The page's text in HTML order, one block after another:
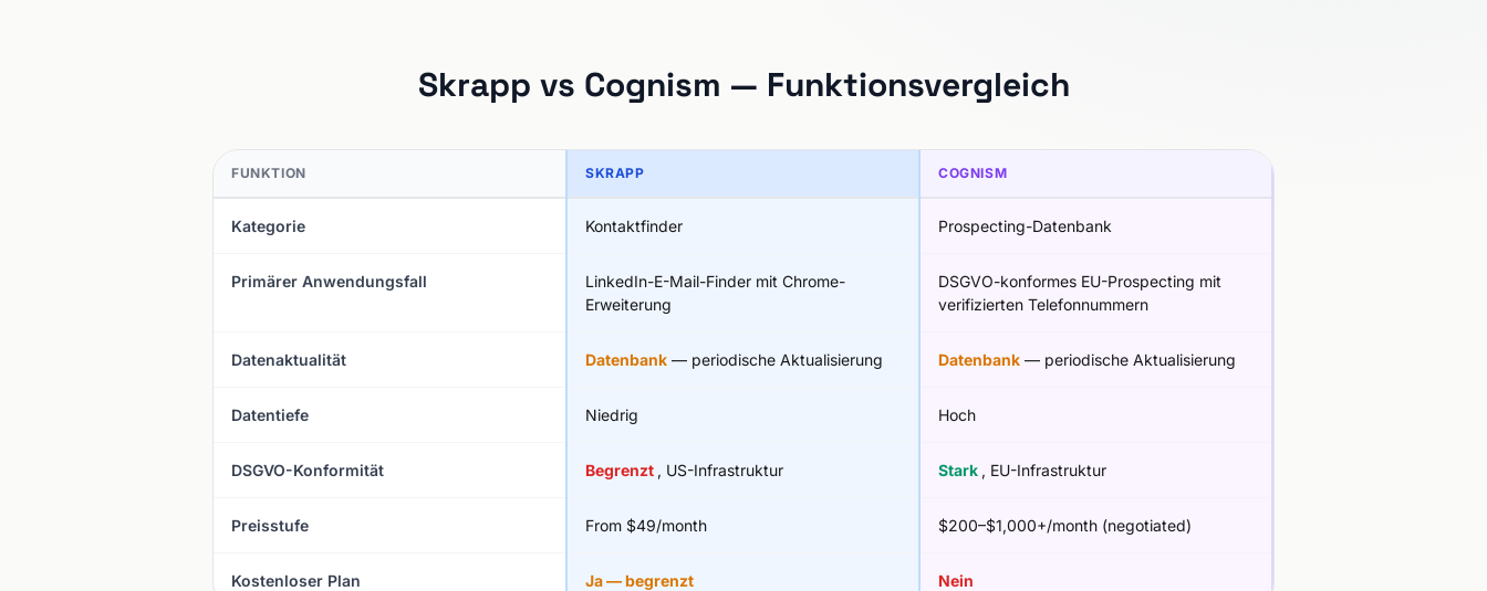
Skrapp vs Cognism — Funktionsvergleich
FUNKTION SKRAPP COGNISM
Kategorie Kontaktfinder Prospecting-Datenbank
Primärer Anwendungsfall
LinkedIn-E-Mail-Finder mit Chrome-
Erweiterung
DSGVO-konformes EU-Prospecting mit
verifizierten Telefonnummern
Datenaktualität Datenbank — periodische Aktualisierung Datenbank — periodische Aktualisierung
Datentiefe Niedrig Hoch
DSGVO-Konformität Begrenzt , US-Infrastruktur Stark , EU-Infrastruktur
Preisstufe From $49/month $200–$1,000+/month (negotiated)
Kostenloser Plan Ja — begrenzt Nein